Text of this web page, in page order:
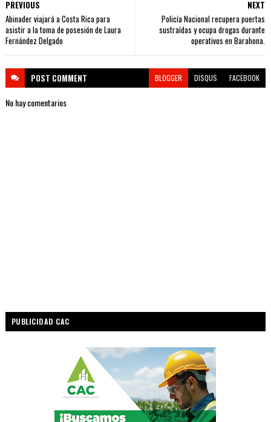
NEXT
Policía Nacional recupera puertas
sustraídas y ocupa drogas durante
operativos en Barahona.
PREVIOUS
Abinader viajará a Costa Rica para
asistir a la toma de posesión de Laura
Fernández Delgado
POST COMMENT BLOGGER DISQUS FACEBOOK
No hay comentarios
PUBLICIDAD CAC